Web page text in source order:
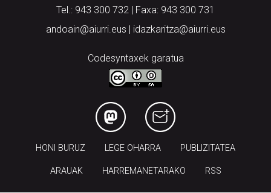
Tel.: 943 300 732 | Faxa: 943 300 731
andoain@aiurri.eus | idazkaritza@aiurri.eus
Codesyntaxek garatua
HONI BURUZ LEGE OHARRA PUBLIZITATEA
ARAUAK HARREMANETARAKO RSS